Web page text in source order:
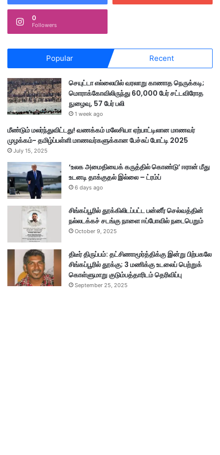
0
Followers
Popular Recent
செயுட்டா எல்லையில் வரலாறு காணாத நெருக்கடி;
மொராக்கோவிலிருந்து 60,000 பேர் சட்டவிரோத
நுழைவு, 57 பேர் பலி
1 week ago
மீண்டும் மலர்ந்துவிட்டது! வணக்கம் மலேசியா ஏற்பாட்டிலான மாணவர்
முழக்கம்- தமிழ்ப்பள்ளி மாணவர்களுக்கான பேச்சுப் போட்டி 2025
July 15, 2025
‘உலக அமைதியைக் கருத்தில் கொண்டு’ ஈரான் மீது
உடனடி தாக்குதல் இல்லை – ட்ரம்ப்
6 days ago
சிங்கப்பூரில் தூக்கிலிடப்பட்ட பன்னீர் செல்வத்தின்
நல்லடக்கச் சடங்கு நாளை ஈப்போவில் நடைபெறும்
October 9, 2025
திடீர் திருப்பம்: தட்சிணாமூர்த்திக்கு இன்று பிற்பகலே
சிங்கப்பூரில் தூக்கு; 3 மணிக்கு உடலைப் பெற்றுக்
கொள்ளுமாறு குடும்பத்தாரிடம் தெரிவிப்பு
September 25, 2025